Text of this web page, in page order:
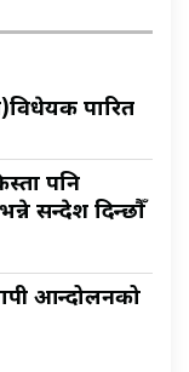
पारित
पनि
सन्देश दिन्छौँ
आन्दोलनको